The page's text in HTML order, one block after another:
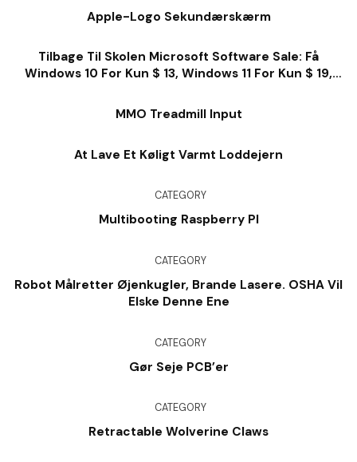
Apple-Logo Sekundærskærm
Tilbage Til Skolen Microsoft Software Sale: Få
Windows 10 For Kun $ 13, Windows 11 For Kun $ 19,
MMO Treadmill Input
At Lave Et Køligt Varmt Loddejern
CATEGORY
Multibooting Raspberry PI
CATEGORY
Robot Målretter Øjenkugler, Brande Lasere. OSHA Vil
Elske Denne Ene
CATEGORY
Gør Seje PCB’er
CATEGORY
Retractable Wolverine Claws